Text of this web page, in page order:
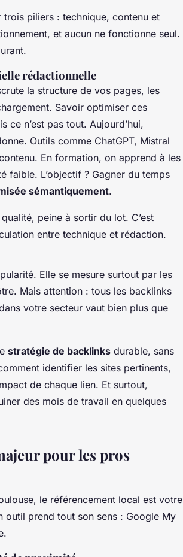
piliers : technique, contenu et
et aucun ne fonctionne seul.
rédactionnelle
la structure de vos pages, les
Savoir optimiser ces
ce n’est pas tout. Aujourd’hui,
Outils comme ChatGPT, Mistral
En formation, on apprend à les
faible. L’objectif ? Gagner du temps
sémantiquement.
peine à sortir du lot. C’est
entre technique et rédaction.
Elle se mesure surtout par les
Mais attention : tous les backlinks
votre secteur vaut bien plus que
stratégie de backlinks durable, sans
identifier les sites pertinents,
de chaque lien. Et surtout,
des mois de travail en quelques
pour les pros
le référencement local est votre
outil prend tout son sens : Google My